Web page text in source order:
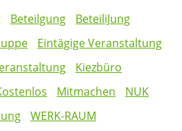
Beteilgung
BeteiliJung
Eintägige Veranstaltung
Kiezbüro
Mitmachen
NUK
WERK-RAUM